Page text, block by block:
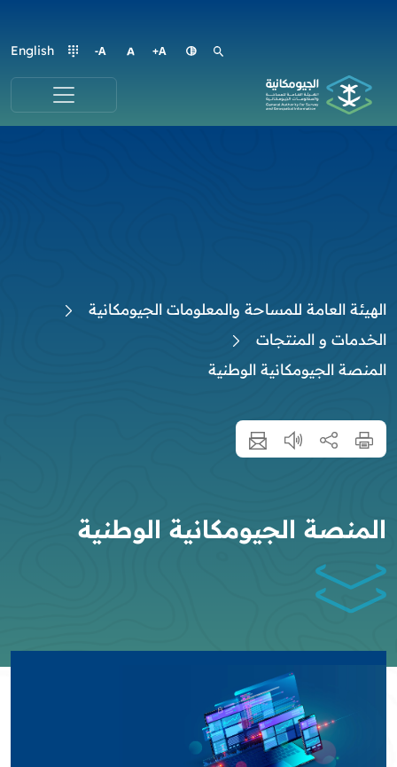
English
الهيئة العامة للمساحة والمعلومات الجيومكانية
الخدمات و المنتجات
المنصة الجيومكانية الوطنية
المنصة الجيومكانية الوطنية